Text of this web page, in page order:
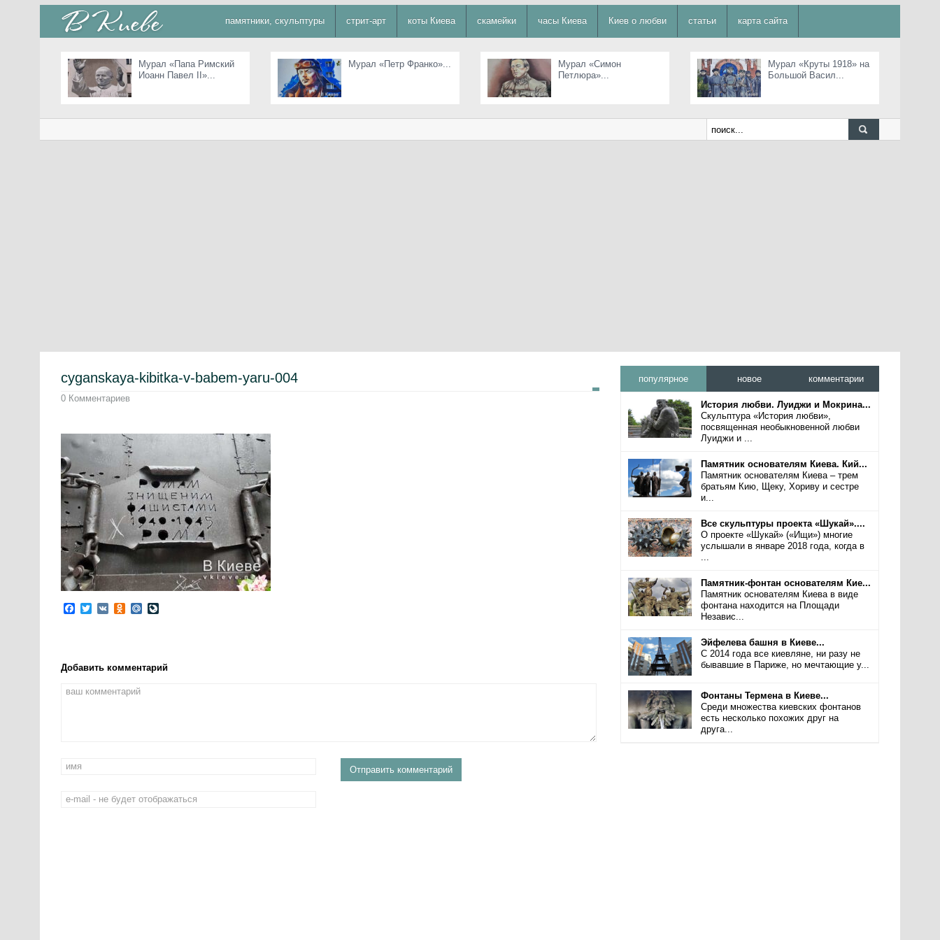
памятники, скульптуры стрит-арт коты Киева скамейки часы Киева Киев о любви статьи карта сайта
Мурал «Папа Римский
Иоанн Павел II»...
Мурал «Петр Франко»...
Мурал «Симон
Петлюра»...
Мурал «Круты 1918» на
Большой Васил...
cyganskaya-kibitka-v-babem-yaru-004
0 Комментариев
Facebook
Twitter
VK Odnoklassniki
Mail.Ru
Добавить комментарий
популярное новое комментарии
История любви. Луиджи и Мокрина...
Скульптура «История любви»,
посвященная необыкновенной любви
Луиджи и ...
Памятник основателям Киева. Кий...
Памятник основателям Киева – трем
братьям Кию, Щеку, Хориву и сестре
и...
Все скульптуры проекта «Шукай»....
О проекте «Шукай» («Ищи») многие
услышали в январе 2018 года, когда в
...
Памятник-фонтан основателям Кие...
Памятник основателям Киева в виде
фонтана находится на Площади
Независ...
Эйфелева башня в Киеве...
С 2014 года все киевляне, ни разу не
бывавшие в Париже, но мечтающие у...
Фонтаны Термена в Киеве...
Среди множества киевских фонтанов
есть несколько похожих друг на
друга...